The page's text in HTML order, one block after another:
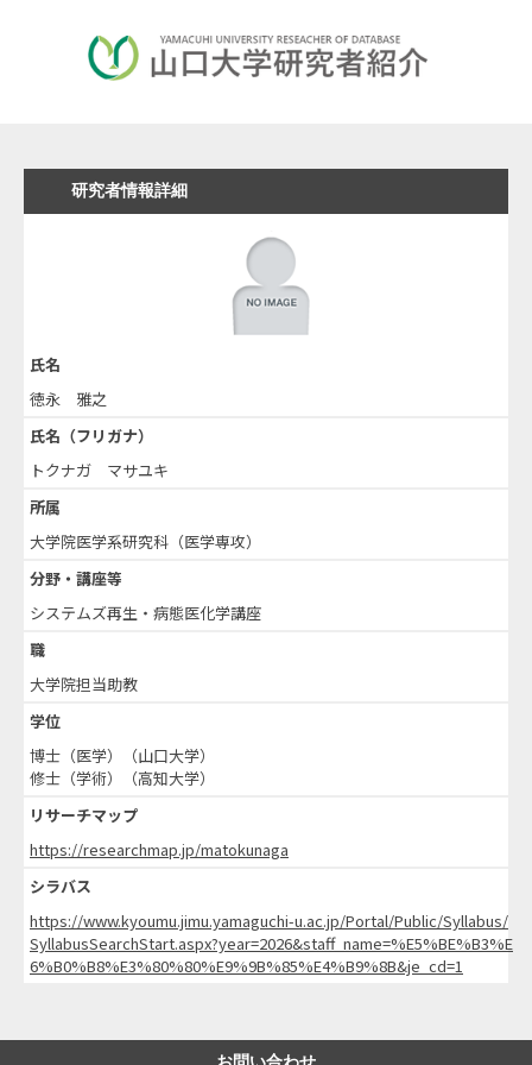
研究者情報詳細
氏名
徳永 雅之
氏名（フリガナ）
トクナガ マサユキ
所属
大学院医学系研究科（医学専攻）
分野・講座等
システムズ再生・病態医化学講座
職
大学院担当助教
学位
博士（医学）（山口大学）
修士（学術）（高知大学）
リサーチマップ
https://researchmap.jp/matokunaga
シラバス
https://www.kyoumu.jimu.yamaguchi-u.ac.jp/Portal/Public/Syllabus/
SyllabusSearchStart.aspx?year=2026&staff_name=%E5%BE%B3%E
6%B0%B8%E3%80%80%E9%9B%85%E4%B9%8B&je_cd=1